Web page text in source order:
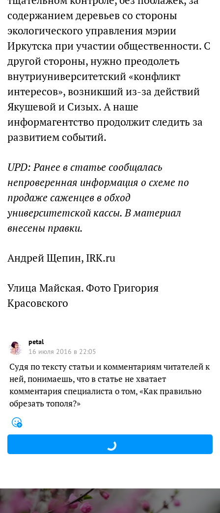
содержанием деревьев со стороны
экологического управления мэрии
Иркутска при участии общественности. С
другой стороны, нужно преодолеть
внутриуниверситетский «конфликт
интересов», возникший из-за действий
Якушевой и Сизых. А наше
информагентство продолжит следить за
развитием событий.
UPD: Ранее в статье сообщалась
непроверенная информация о схеме по
продаже саженцев в обход
университетской кассы. В материал
внесены правки.
Андрей Щепин, IRK.ru
Улица Майская. Фото Григория
Красовского
petal
16 июля 2016 в 22:05
Судя по тексту статьи и комментариям читателей к
ней, понимаешь, что в статье не хватает
комментария специалиста о том, «Как правильно
обрезать тополя?»